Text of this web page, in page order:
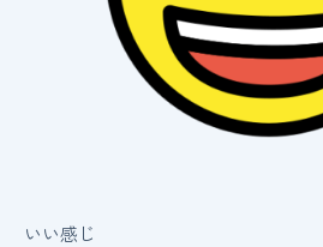
いい感じ